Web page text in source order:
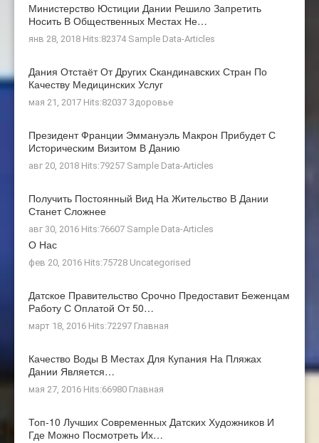
Министерство Юстиции Дании Решило Запретить
Носить В Общественных Местах Не…
янв 28, 2018 Hits:82374 Sample Data-Articles
Дания Отстаёт От Других Скандинавских Стран По
Качеству Медицинских Услуг
мая 21, 2017 Hits:82037 Здоровье
Президент Франции Эммануэль Макрон Прибудет С
Историческим Визитом В Данию
авг 20, 2018 Hits:79257 Sample Data-Articles
Получить Постоянный Вид На Жительство В Дании
Станет Сложнее
авг 30, 2016 Hits:76607 Sample Data-Articles
О Нас
фев 20, 2016 Hits:75728 Uncategorised
Датское Правительство Срочно Предоставит Беженцам
Работу С Оплатой От 50…
март 18, 2016 Hits:72297 Главная
Качество Воды В Местах Для Купания На Пляжах
Дании Является…
мая 27, 2016 Hits:66980 Главная
Топ-10 Лучших Современных Датских Художников И
Где Можно Посмотреть Их…